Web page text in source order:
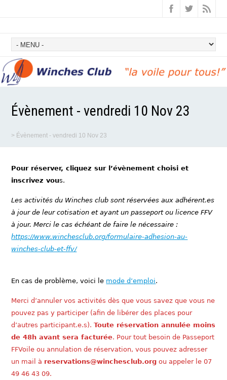
Évènement - vendredi 10 Nov 23
> Évènement - vendredi 10 Nov 23
Pour réserver, cliquez sur l’évènement choisi et
inscrivez vous.
Les activités du Winches club sont réservées aux adhérent.es
à jour de leur cotisation et ayant un passeport ou licence FFV
à jour. Merci le cas échéant de faire le nécessaire :
https://www.winchesclub.org/formulaire-adhesion-au-
winches-club-et-ffv/
En cas de problème, voici le mode d’emploi.
Merci d’annuler vos activités dès que vous savez que vous ne
pouvez pas y participer (afin de libérer des places pour
d’autres participant.e.s).Toute réservation annulée moins
de 48h avant sera facturée. Pour tout besoin de Passeport
FFVoile ou annulation de réservation, vous pouvez adresser
un mail à reservations@winchesclub.org ou appeler le 07
49 46 43 09.